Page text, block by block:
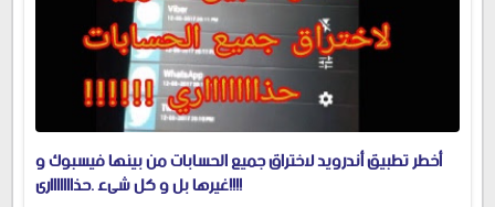
أخطر تطبيق أندرويد لاختراق جميع الحسابات من بينها فيسبوك و
غيرها بل و كل شيء .حذاااااااري!!!!